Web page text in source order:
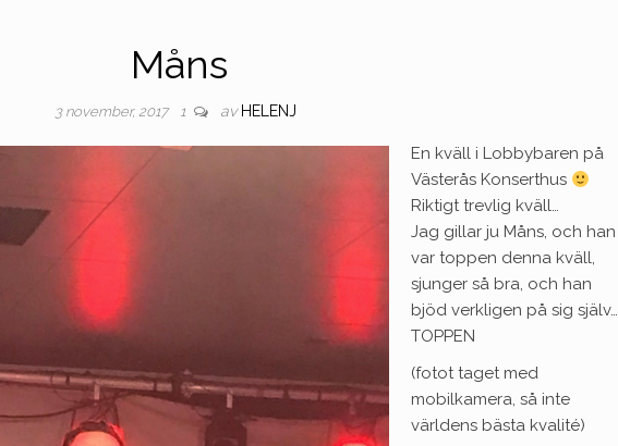
Måns
3 november, 2017 1 av HELENJ
En kväll i Lobbybaren på
Västerås Konserthus
Riktigt trevlig kväll…
Jag gillar ju Måns, och han
var toppen denna kväll,
sjunger så bra, och han
bjöd verkligen på sig själv…
TOPPEN
(fotot taget med
mobilkamera, så inte
världens bästa kvalité)